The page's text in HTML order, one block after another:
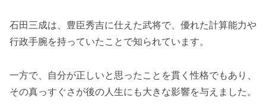
石田三成は、豊臣秀吉に仕えた武将で、優れた計算能力や
行政手腕を持っていたことで知られています。
一方で、自分が正しいと思ったことを貫く性格でもあり、
その真っすぐさが後の人生にも大きな影響を与えました。